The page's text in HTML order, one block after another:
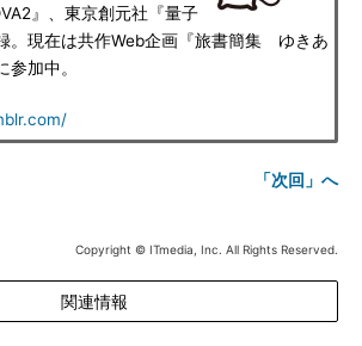
』、東京創元社『量子
。現在は共作Web企画『旅書簡集 ゆきあ
参加中。
「次回」へ
Copyright © ITmedia, Inc. All Rights Reserved.
関連情報